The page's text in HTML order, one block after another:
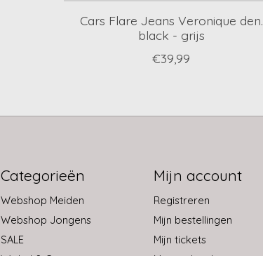
Cars Flare Jeans Veronique den.
black - grijs
€39,99
Categorieën
Webshop Meiden
Webshop Jongens
SALE
Mijn account
Registreren
Mijn bestellingen
Mijn tickets